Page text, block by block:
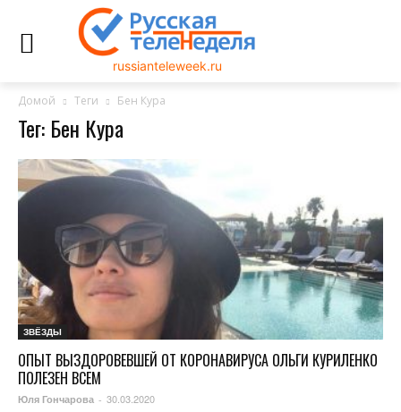
russianteleweek.ru
Домой Теги Бен Кура
Тег: Бен Кура
ЗВЁЗДЫ
ОПЫТ ВЫЗДОРОВЕВШЕЙ ОТ КОРОНАВИРУСА ОЛЬГИ КУРИЛЕНКО
ПОЛЕЗЕН ВСЕМ
Юля Гончарова - 30.03.2020